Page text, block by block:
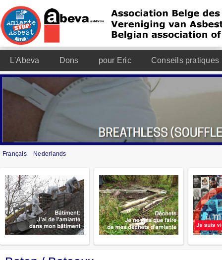
L'Abeva Dons pour Eric Conseils pratiques
Français Nederlands